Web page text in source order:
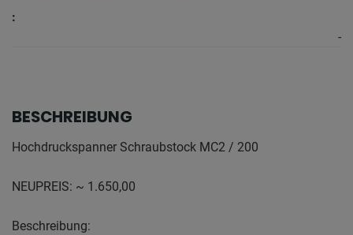
:
-
BESCHREIBUNG
Hochdruckspanner Schraubstock MC2 / 200
NEUPREIS: ~ 1.650,00
Beschreibung: